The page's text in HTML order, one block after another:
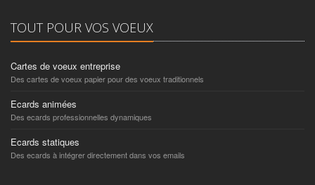
TOUT POUR VOS VOEUX
Cartes de voeux entreprise
Des cartes de voeux papier pour des voeux traditionnels
Ecards animées
Des ecards professionnelles dynamiques
Ecards statiques
Des ecards à intégrer directement dans vos emails